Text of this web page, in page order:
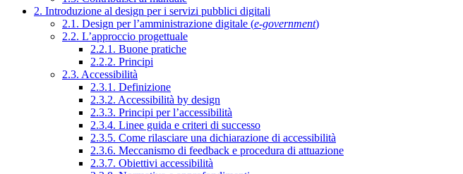
2. Introduzione al design per i servizi pubblici digitali
2.1. Design per l’amministrazione digitale (e-government)
2.2. L’approccio progettuale
2.2.1. Buone pratiche
2.2.2. Principi
2.3. Accessibilità
2.3.1. Definizione
2.3.2. Accessibilità by design
2.3.3. Principi per l’accessibilità
2.3.4. Linee guida e criteri di successo
2.3.5. Come rilasciare una dichiarazione di accessibilità
2.3.6. Meccanismo di feedback e procedura di attuazione
2.3.7. Obiettivi accessibilità